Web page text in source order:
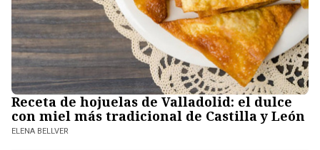
Receta de hojuelas de Valladolid: el dulce
con miel más tradicional de Castilla y León
ELENA BELLVER